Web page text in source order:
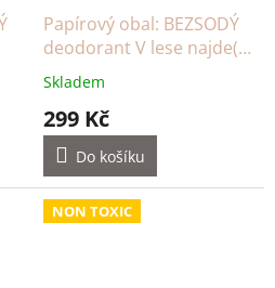
Papírový obal: BEZSODÝ
deodorant V lese najde(š)
se
Skladem
299 Kč
Do košíku
NON TOXIC